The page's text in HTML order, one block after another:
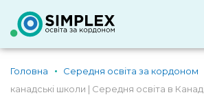
Головна Середня освіта за кордоном
канадські школи | Середня освіта в